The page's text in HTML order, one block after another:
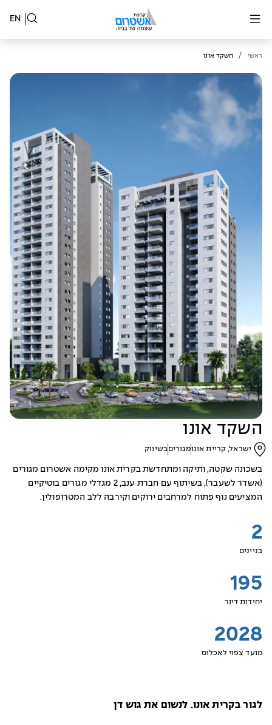
EN
ראשי / השקד אונו
השקד אונו
ישראל, קריית אונומגוריםבשיווק
בשכונה שקטה, ותיקה ומתחדשת בקרית אונו מקימה אשטרום מגורים
(אשדר לשעבר), בשיתוף עם חברת ענב, 2 מגדלי מגורים בוטיקיים
המציעים נוף פתוח למרחבים ירוקים וקירבה ללב המטרופולין.
2
בניינים
195
יחידות דיור
2028
מועד צפוי לאכלוס
לגור בקרית אונו. לנשום את גוש דן